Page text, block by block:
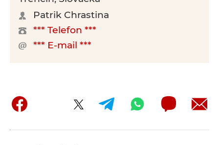
Patrik Chrastina
*** Telefon ***
*** E-mail ***